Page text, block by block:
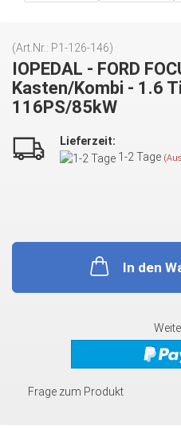
(Art.Nr.: P1-126-146)
IOPEDAL - FORD
Kasten/Kombi - 1.6
116PS/85kW
Lieferzeit:
1-2 Tage
In den
Frage zum Produkt